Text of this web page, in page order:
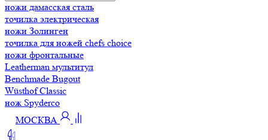
ножи дамасская сталь
точилка электрическая
ножи Золинген
точилка для ножей chefs choice
ножи фронтальные
Leatherman мультитул
Benchmade Bugout
Wüsthof Classic
нож Spyderco
МОСКВА